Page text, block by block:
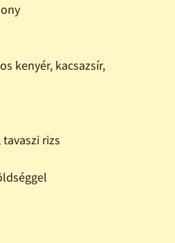
kenyér, kacsazsír,
rizs